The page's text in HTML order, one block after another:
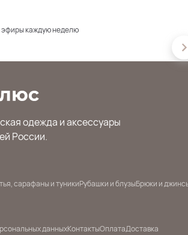
каждую неделю
одежда и аксессуары
России.
сарафаны и туникиРубашки и блузыБрюки и
данныхКонтактыОплатаДоставка